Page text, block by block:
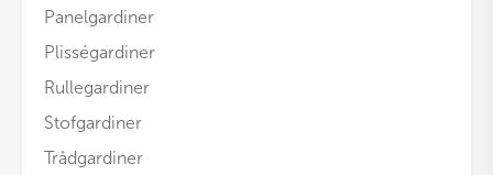
Panelgardiner
Plisségardiner
Rullegardiner
Stofgardiner
Trådgardiner